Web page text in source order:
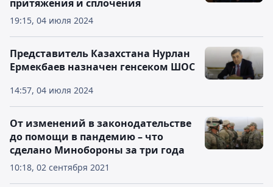
19:15, 04 июля 2024
притяжения и сплочения
14:57, 04 июля 2024
Представитель Казахстана Нурлан
Ермекбаев назначен генсеком ШОС
10:18, 02 сентября 2021
От изменений в законодательстве
до помощи в пандемию – что
сделано Минобороны за три года